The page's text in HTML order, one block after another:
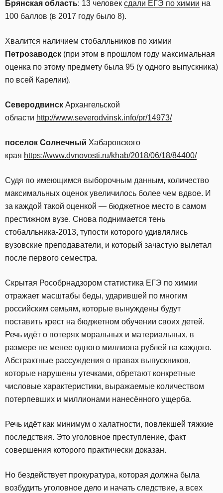
Брянская область: 13 человек сдали ЕГЭ по химии на
100 баллов (в 2017 году было 8).
Хвалится наличием стобалльников по химии
Петрозаводск (при этом в прошлом году максимальная
оценка по этому предмету была 95 (у одного выпускника)
по всей Карелии).
Северодвинск Архангельской
области http://www.severodvinsk.info/pr/14973/
поселок Солнечный Хабаровского
края https://www.dvnovosti.ru/khab/2018/06/18/84400/
Судя по имеющимся выборочным данным, количество
максимальных оценок увеличилось более чем вдвое. И
за каждой такой оценкой — бюджетное место в самом
престижном вузе. Снова поднимается тень
стобалльника-2013, тупости которого удивлялись
вузовские преподаватели, и который зачастую вылетал
после первого семестра.
Скрытая Рособрнадзором статистика ЕГЭ по химии
отражает масштабы беды, ударившей по многим
российским семьям, которые вынуждены будут
поставить крест на бюджетном обучении своих детей.
Речь идёт о потерях моральных и материальных, в
размере не менее одного миллиона рублей на каждого.
Абстрактные рассуждения о правах выпускников,
которые нарушены утечками, обретают конкретные
числовые характеристики, выражаемые количеством
потерпевших и миллионами нанесённого ущерба.
Речь идёт как минимум о халатности, повлекшей тяжкие
последствия. Это уголовное преступление, факт
совершения которого практически доказан.
Но бездействует прокуратура, которая должна была
возбудить уголовное дело и начать следствие, а всех